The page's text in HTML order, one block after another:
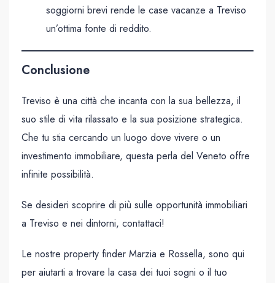
soggiorni brevi rende le case vacanze a Treviso
un’ottima fonte di reddito.
Conclusione
Treviso è una città che incanta con la sua bellezza, il
suo stile di vita rilassato e la sua posizione strategica.
Che tu stia cercando un luogo dove vivere o un
investimento immobiliare, questa perla del Veneto offre
infinite possibilità.
Se desideri scoprire di più sulle opportunità immobiliari
a Treviso e nei dintorni, contattaci!
Le nostre property finder Marzia e Rossella, sono qui
per aiutarti a trovare la casa dei tuoi sogni o il tuo